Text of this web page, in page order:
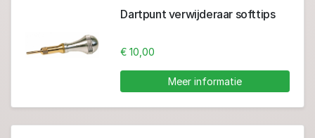
Dartpunt verwijderaar softtips
€ 10,00
Meer informatie